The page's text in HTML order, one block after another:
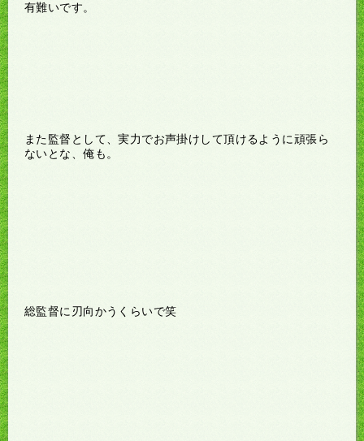
有難いです。
また監督として、実力でお声掛けして頂けるように頑張ら
ないとな、俺も。
総監督に刃向かうくらいで笑